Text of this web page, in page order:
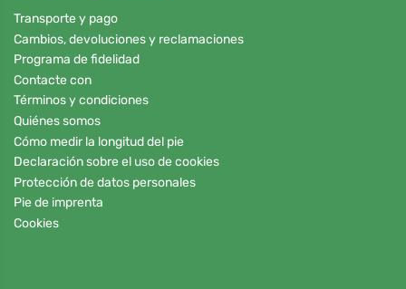
Transporte y pago
Cambios, devoluciones y reclamaciones
Programa de fidelidad
Contacte con
Términos y condiciones
Quiénes somos
Cómo medir la longitud del pie
Declaración sobre el uso de cookies
Protección de datos personales
Pie de imprenta
Cookies